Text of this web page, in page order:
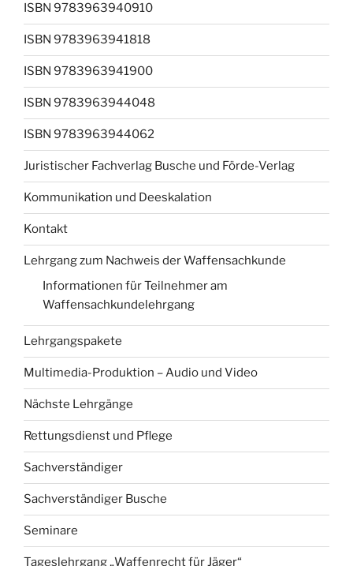
ISBN 9783963940910
ISBN 9783963941818
ISBN 9783963941900
ISBN 9783963944048
ISBN 9783963944062
Juristischer Fachverlag Busche und Förde-Verlag
Kommunikation und Deeskalation
Kontakt
Lehrgang zum Nachweis der Waffensachkunde
Informationen für Teilnehmer am
Waffensachkundelehrgang
Lehrgangspakete
Multimedia-Produktion – Audio und Video
Nächste Lehrgänge
Rettungsdienst und Pflege
Sachverständiger
Sachverständiger Busche
Seminare
Tageslehrgang „Waffenrecht für Jäger“